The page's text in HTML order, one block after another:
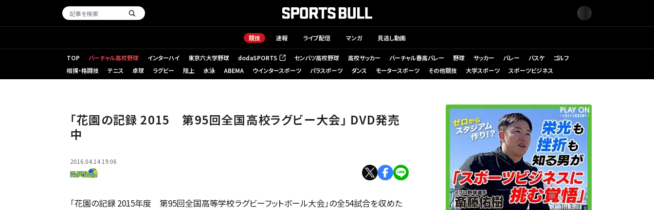
競技 速報 ライブ配信 マンガ 見逃し動画
TOP バーチャル高校野球 インターハイ 東京六大学野球 dodaSPORTS
（新しいタブで開く） センバツ高校野球 高校サッカー バーチャル春高バレー 野球 サッカー バレー バスケ
ゴルフ
相撲・格闘技
テニス 卓球 ラグビー 陸上 水泳 ABEMA ウインタースポーツ パラスポーツ ダンス モータースポーツ その他競技 大学スポーツ スポーツビジネス
「花園の記録 2015 第95回全国高校ラグビー大会」 DVD発売
中
2016.04.14 19:06
「花園の記録 2015年度 第95回全国高等学校ラグビーフットボール大会」の全54試合を収めた